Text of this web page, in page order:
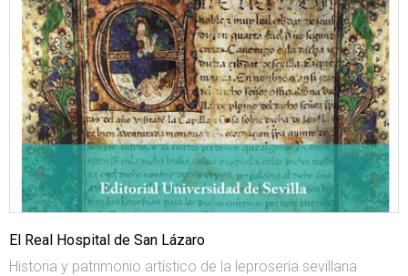
El Real Hospital de San Lázaro
Historia y patrimonio artístico de la leprosería sevillana